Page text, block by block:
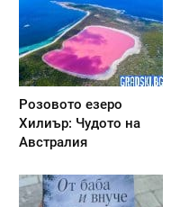
Розовото езеро
Хилиър: Чудото на
Австралия